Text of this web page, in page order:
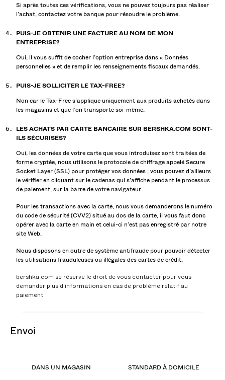
Si après toutes ces vérifications, vous ne pouvez toujours pas réaliser
l’achat, contactez votre banque pour résoudre le problème.
PUIS-JE OBTENIR UNE FACTURE AU NOM DE MON
ENTREPRISE?
Oui, il vous suffit de cocher l’option entreprise dans « Données
personnelles » et de remplir les renseignements fiscaux demandés.
PUIS-JE SOLLICITER LE TAX-FREE?
Non car le Tax-Free s’applique uniquement aux produits achetés dans
les magasins et que l’on transporte soi-même.
LES ACHATS PAR CARTE BANCAIRE SUR BERSHKA.COM SONT-
ILS SÉCURISÉS?
Oui, les données de votre carte que vous introduisez sont traitées de
forme cryptée, nous utilisons le protocole de chiffrage appelé Secure
Socket Layer (SSL) pour protéger vos données ; vous pouvez d’ailleurs
le vérifier en cliquant sur le cadenas qui s’affiche pendant le processus
de paiement, sur la barre de votre navigateur.
Pour les transactions avec la carte, nous vous demanderons le numéro
du code de sécurité (CVV2) situé au dos de la carte, il vous faut donc
opérer avec la carte en main et celui-ci n’est pas enregistré par notre
site Web.
Nous disposons en outre de système antifraude pour pouvoir détecter
les utilisations frauduleuses ou illégales des cartes de crédit.
bershka.com se réserve le droit de vous contacter pour vous
demander plus d’informations en cas de problème relatif au
paiement
envoi
DANS UN MAGASIN STANDARD À DOMICILE